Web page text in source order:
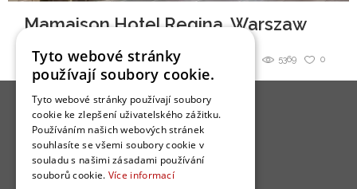
Mamaison Hotel Regina, Warszaw
0
5369
Sdílet
O nás
Tyto webové stránky
používají soubory cookie.
Tyto webové stránky používají soubory
cookie ke zlepšení uživatelského zážitku.
Používáním našich webových stránek
souhlasíte se všemi soubory cookie v
souladu s našimi zásadami používání
souborů cookie. Více informací